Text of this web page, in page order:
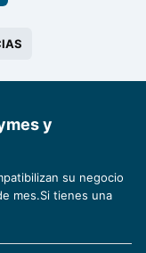
y
su negocio
mes.Si tienes una